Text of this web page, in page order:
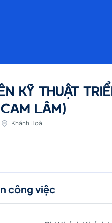
KỸ THUẬT
LÂM)
Khánh Hoà
công việc